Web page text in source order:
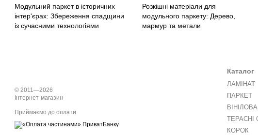
Модульний паркет в історичних
інтер'єрах: Збереження спадщини
із сучасними технологіями
Розкішні матеріали для
модульного паркету: Дерево,
мармур та метали
© 2011—2026
Інтернет-магазин
Приймаємо до оплати
Каталог
ЛАМІНАТ
ПАРКЕТ
ТЕРАСНІ
КОРОК